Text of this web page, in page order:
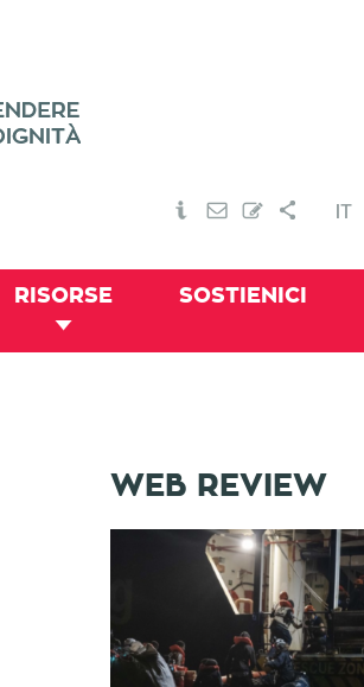
IT
RISORSE SOSTIENICI
WEB REVIEW